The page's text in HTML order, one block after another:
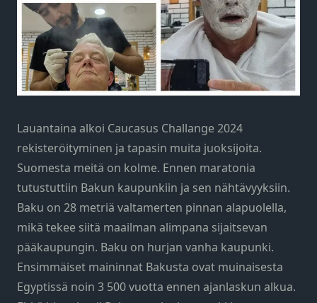
Lauantaina alkoi Caucasus Challange 2024
rekisteröityminen ja tapasin muita juoksijoita.
Suomesta meitä on kolme. Ennen maratonia
tutustuttiin Bakun kaupunkiin ja sen nähtävyyksiin.
Baku on 28 metriä valtamerten pinnan alapuolella,
mikä tekee siitä maailman alimpana sijaitsevan
pääkaupungin. Baku on hurjan vanha kaupunki.
Ensimmäiset maininnat Bakusta ovat muinaisesta
Egyptissä noin 3 500 vuotta ennen ajanlaskun alkua.